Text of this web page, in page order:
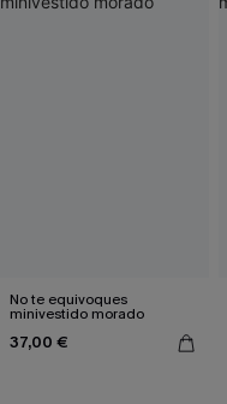
No te equivoques
minivestido morado
37,00 €